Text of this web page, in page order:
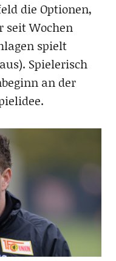
die Optionen,
seit Wochen
spielt
Spielerisch
an der